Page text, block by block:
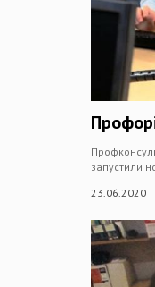
запустили
23.06.2020